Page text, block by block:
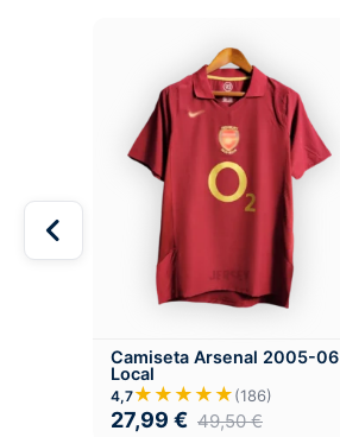
Camiseta Arsenal 2005-06
Local
4,7★★★★★(186)
27,99 € 49,50€